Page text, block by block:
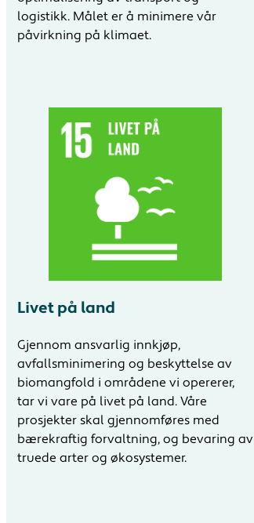
logistikk. Målet er å minimere vår
påvirkning på klimaet.
Livet på land
Gjennom ansvarlig innkjøp,
avfallsminimering og beskyttelse av
biomangfold i områdene vi opererer,
tar vi vare på livet på land. Våre
prosjekter skal gjennomføres med
bærekraftig forvaltning, og bevaring av
truede arter og økosystemer.